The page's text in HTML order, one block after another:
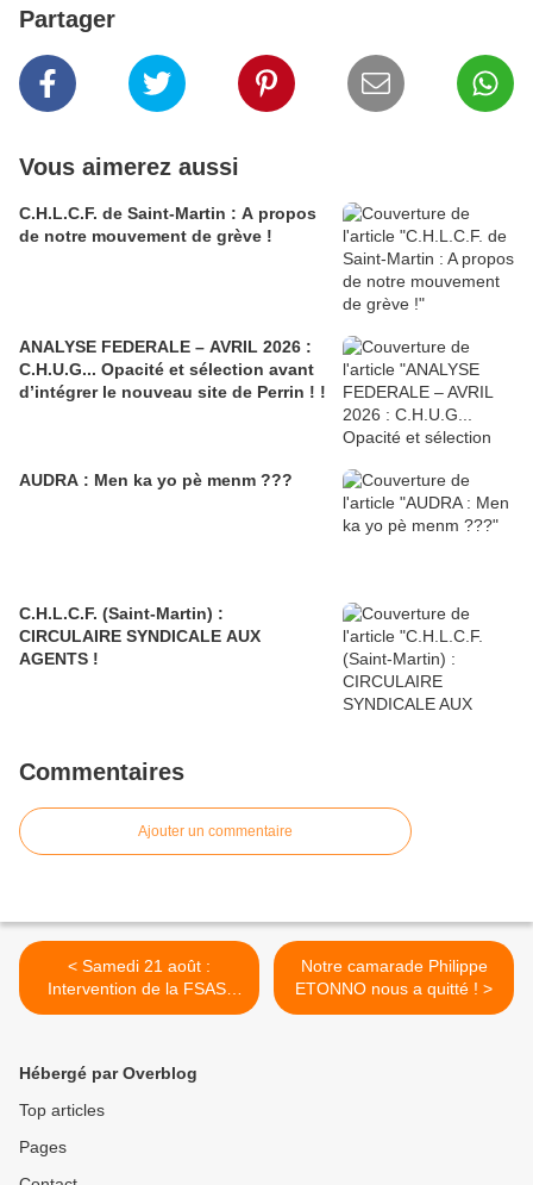
Partager
Vous aimerez aussi
C.H.L.C.F. de Saint-Martin : A propos
de notre mouvement de grève !
ANALYSE FEDERALE – AVRIL 2026 :
C.H.U.G... Opacité et sélection avant
d’intégrer le nouveau site de Perrin ! !
AUDRA : Men ka yo pè menm ???
C.H.L.C.F. (Saint-Martin) :
CIRCULAIRE SYNDICALE AUX
AGENTS !
Commentaires
Ajouter un commentaire
< Samedi 21 août :
Intervention de la FSAS-
CGTG sur RT France à
Notre camarade Philippe
ETONNO nous a quitté ! >
Hébergé par Overblog
Top articles
Pages